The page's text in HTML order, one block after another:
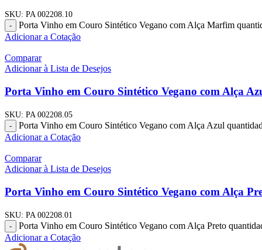
SKU: PA 002208.10
- Porta Vinho em Couro Sintético Vegano com Alça Marfim
Adicionar a Cotação
Comparar
Adicionar à Lista de Desejos
Porta Vinho em Couro Sintético Vegano com Alça
SKU: PA 002208.05
- Porta Vinho em Couro Sintético Vegano com Alça Azul
Adicionar a Cotação
Comparar
Adicionar à Lista de Desejos
Porta Vinho em Couro Sintético Vegano com Alça
SKU: PA 002208.01
- Porta Vinho em Couro Sintético Vegano com Alça Preto
Adicionar a Cotação